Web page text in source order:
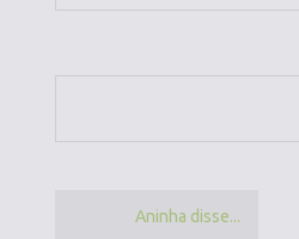
Aninha disse...